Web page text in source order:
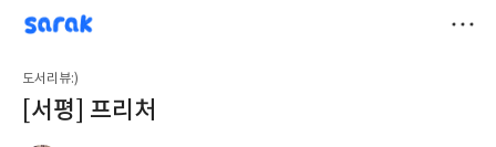
sarak
ing0630
도서리뷰:)
[서평] 프리처